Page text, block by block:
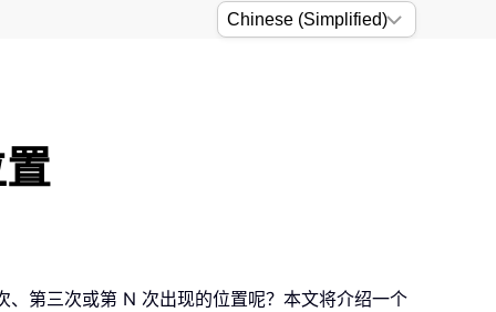
第三次或第 N 次出现的位置呢？本文将介绍一个